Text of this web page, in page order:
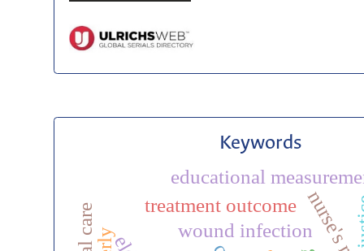
Keywords
educational
wound infection
treatment outcome